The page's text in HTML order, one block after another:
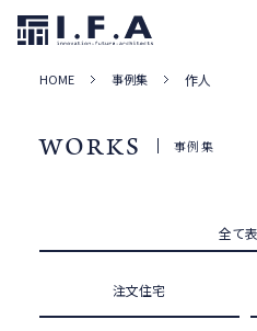
HOME 事例集 作人
WORKS 事例集
全て
注文住宅